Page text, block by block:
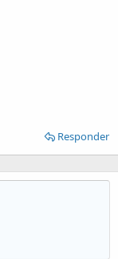
Responder